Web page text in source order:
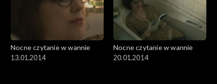
Nocne czytanie w wannie
13.01.2014
Nocne czytanie w wannie
20.01.2014